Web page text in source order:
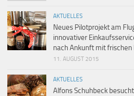
AKTUELLES
Neues Pilotprojekt am
innovativer
nach Ankunft mit
11. AUGUST 2015
AKTUELLES
Alfons Schuhbeck